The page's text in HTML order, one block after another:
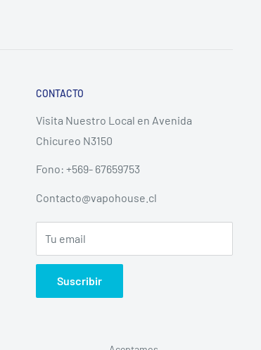
CONTACTO
Visita Nuestro Local en Avenida
Chicureo N3150
Fono: +569- 67659753
Contacto@vapohouse.cl
Tu email
Suscribir